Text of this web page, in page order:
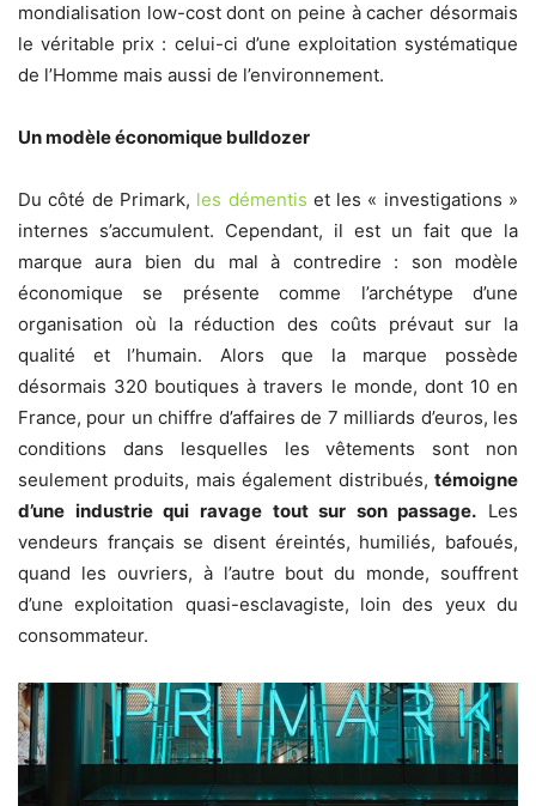
mondialisation low-cost dont on peine à cacher désormais
le véritable prix : celui-ci d’une exploitation systématique
de l’Homme mais aussi de l’environnement.
Un modèle économique bulldozer
Du côté de Primark, les démentis et les « investigations »
internes s’accumulent. Cependant, il est un fait que la
marque aura bien du mal à contredire : son modèle
économique se présente comme l’archétype d’une
organisation où la réduction des coûts prévaut sur la
qualité et l’humain. Alors que la marque possède
désormais 320 boutiques à travers le monde, dont 10 en
France, pour un chiffre d’affaires de 7 milliards d’euros, les
conditions dans lesquelles les vêtements sont non
seulement produits, mais également distribués, témoigne
d’une industrie qui ravage tout sur son passage. Les
vendeurs français se disent éreintés, humiliés, bafoués,
quand les ouvriers, à l’autre bout du monde, souffrent
d’une exploitation quasi-esclavagiste, loin des yeux du
consommateur.